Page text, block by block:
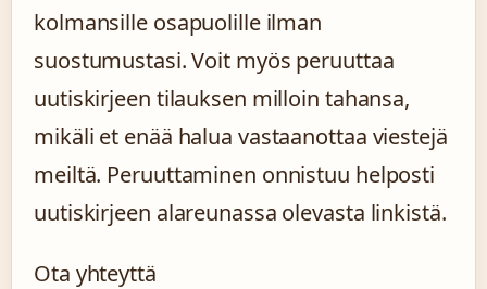
kolmansille osapuolille ilman
suostumustasi. Voit myös peruuttaa
uutiskirjeen tilauksen milloin tahansa,
mikäli et enää halua vastaanottaa viestejä
meiltä. Peruuttaminen onnistuu helposti
uutiskirjeen alareunassa olevasta linkistä.
Ota yhteyttä